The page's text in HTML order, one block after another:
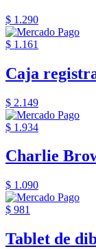
$ 1.290
$ 1.161
Caja
$ 2.149
$ 1.934
Charlie
$ 1.090
$ 981
Tablet de